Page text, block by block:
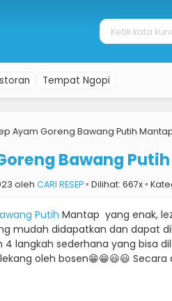
Tempat Ngopi
Ayam Goreng Bawang Putih
Bawang
oleh CARI RESEP◦ Dilihat: 667x ◦
Putih Mantap yang enak,
mudah didapatkan dan dapat
langkah sederhana yang bisa
oleh bosen😁😁😃😃